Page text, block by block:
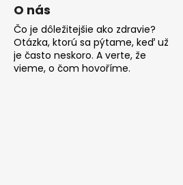
O nás
Čo je dôležitejšie ako zdravie?
Otázka, ktorú sa pýtame, keď už
je často neskoro. A verte, že
vieme, o čom hovoříme.